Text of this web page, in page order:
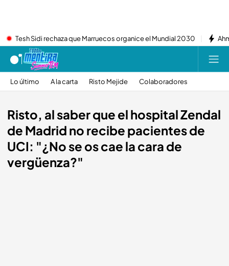
Tesh Sidi rechaza que Marruecos organice el Mundial 2030
Lo último A la carta Risto Mejide Colaboradores
Risto, al saber que el hospital Zendal
de Madrid no recibe pacientes de
UCI: "¿No se os cae la cara de
vergüenza?"